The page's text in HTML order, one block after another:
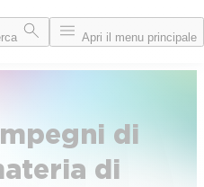
Apri il menu principale
di
di